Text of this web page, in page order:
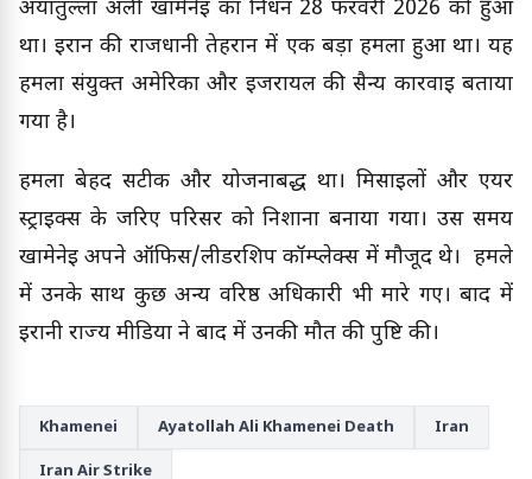
अयातुल्ला अली खामेनेई का निधन 28 फरवरी 2026 को हुआ
था। ईरान की राजधानी तेहरान में एक बड़ा हमला हुआ था। यह
हमला संयुक्त अमेरिका और इजरायल की सैन्य कार्रवाई बताया
गया है।
हमला बेहद सटीक और योजनाबद्ध था। मिसाइलों और एयर
स्ट्राइक्स के जरिए परिसर को निशाना बनाया गया। उस समय
खामेनेई अपने ऑफिस/लीडरशिप कॉम्प्लेक्स में मौजूद थे। हमले
में उनके साथ कुछ अन्य वरिष्ठ अधिकारी भी मारे गए। बाद में
ईरानी राज्य मीडिया ने बाद में उनकी मौत की पुष्टि की।
Khamenei Ayatollah Ali Khamenei Death Iran
Iran Air Strike